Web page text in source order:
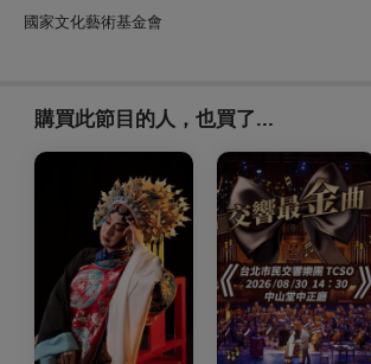
國家文化藝術基金會
購買此節目的人，也買了...